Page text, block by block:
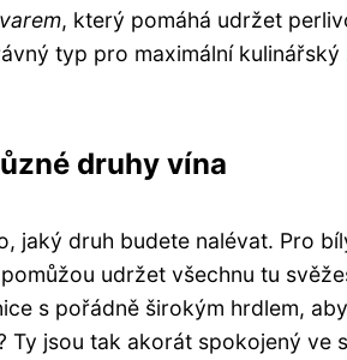
, který pomáhá udržet
typ pro maximální
druhy vína
jaký druh budete nalévat. Pro
udržet všechnu tu
s pořádně širokým hrdlem,
Ty jsou tak akorát spokojený ve